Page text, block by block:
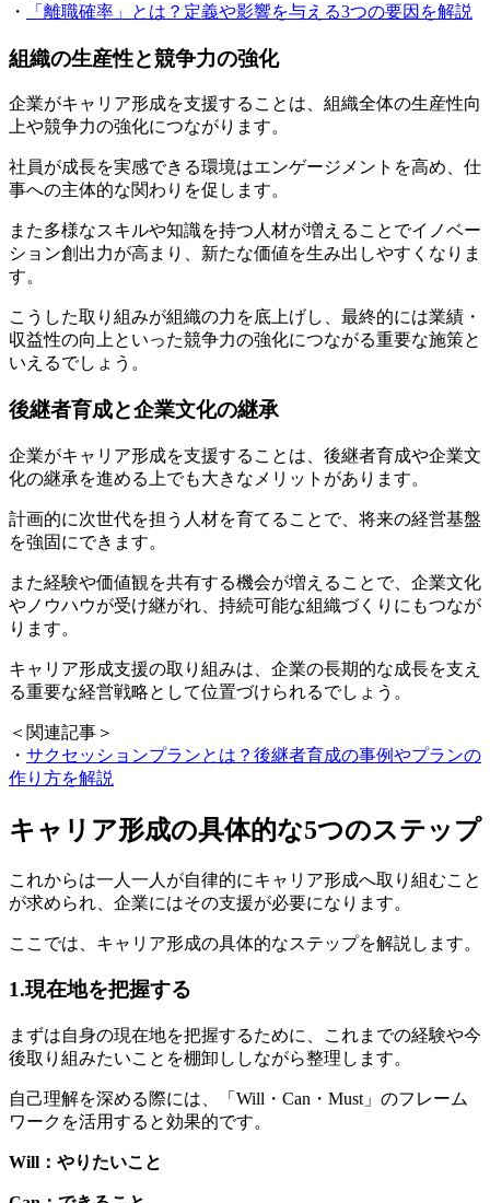
・
「離職確率」とは？定義や影響を与える3つの要因を解説
組織の生産性と競争力の強化
企業がキャリア形成を支援することは、組織全体の生産性向
上や競争力の強化につながります。
社員が成長を実感できる環境はエンゲージメントを高め、仕
事への主体的な関わりを促します。
また多様なスキルや知識を持つ人材が増えることでイノベー
ション創出力が高まり、新たな価値を生み出しやすくなりま
す。
こうした取り組みが組織の力を底上げし、最終的には業績・
収益性の向上といった競争力の強化につながる重要な施策と
いえるでしょう。
後継者育成と企業文化の継承
企業がキャリア形成を支援することは、後継者育成や企業文
化の継承を進める上でも大きなメリットがあります。
計画的に次世代を担う人材を育てることで、将来の経営基盤
を強固にできます。
また経験や価値観を共有する機会が増えることで、企業文化
やノウハウが受け継がれ、持続可能な組織づくりにもつなが
ります。
キャリア形成支援の取り組みは、企業の長期的な成長を支え
る重要な経営戦略として位置づけられるでしょう。
＜関連記事＞
・ サクセッションプランとは？後継者育成の事例やプランの
作り方を解説
キャリア形成の具体的な5つのステップ
これからは一人一人が自律的にキャリア形成へ取り組むこと
が求められ、企業にはその支援が必要になります。
ここでは、キャリア形成の具体的なステップを解説します。
1.現在地を把握する
まずは自身の現在地を把握するために、これまでの経験や今
後取り組みたいことを棚卸ししながら整理します。
自己理解を深める際には、「Will・Can・Must」のフレーム
ワークを活用すると効果的です。
Will：やりたいこと